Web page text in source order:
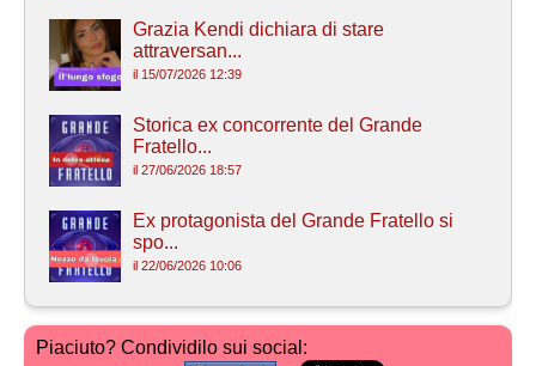
Grazia Kendi dichiara di stare
attraversan...
il 15/07/2026 12:39
Storica ex concorrente del Grande
Fratello...
il 27/06/2026 18:57
Ex protagonista del Grande Fratello si
spo...
il 22/06/2026 10:06
Piaciuto? Condividilo sui social: